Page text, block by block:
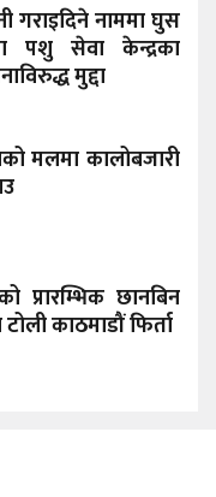
गराइदिने नाममा घुस
पशु सेवा केन्द्रका
मुद्दा
मलमा कालोबजारी
प्रारम्भिक छानबिन
काठमाडौं फिर्ता